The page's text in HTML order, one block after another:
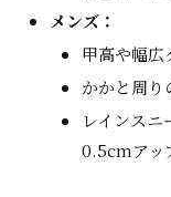
メンズ：
甲高や幅広
かかと周り
レインス
0.5cmアッ